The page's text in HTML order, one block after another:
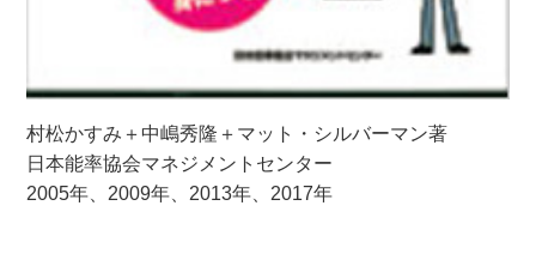
村松かすみ＋中嶋秀隆＋マット・シルバーマン著
日本能率協会マネジメントセンター
2005年、2009年、2013年、2017年